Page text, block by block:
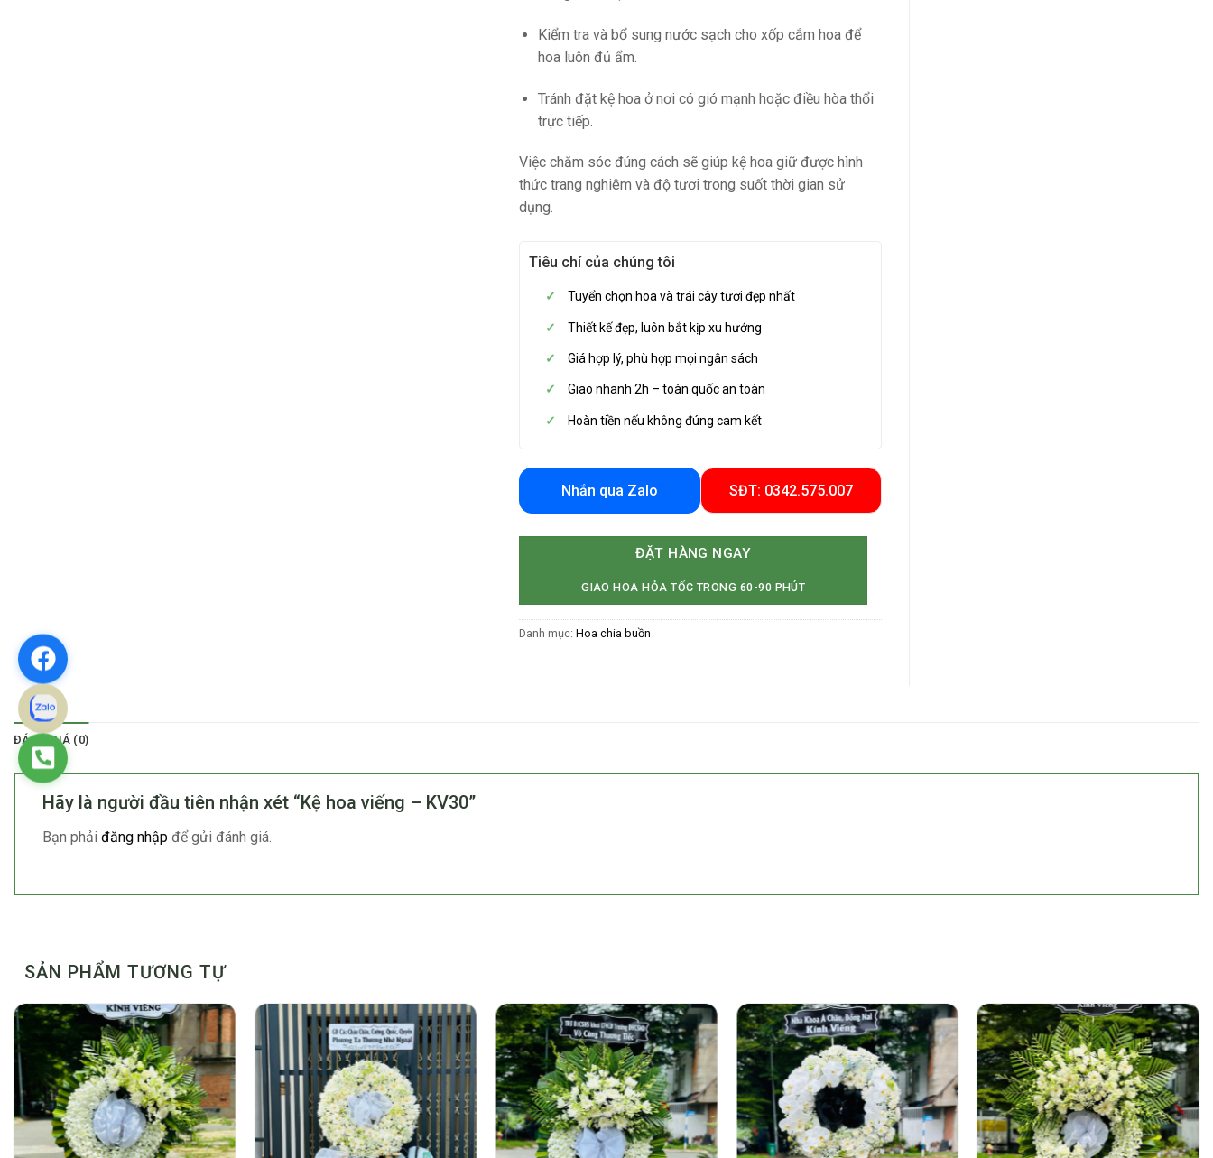
Kiểm tra và bổ sung nước sạch cho xốp cắm hoa để
hoa luôn đủ ẩm.
Tránh đặt kệ hoa ở nơi có gió mạnh hoặc điều hòa thổi
trực tiếp.
Việc chăm sóc đúng cách sẽ giúp kệ hoa giữ được hình
thức trang nghiêm và độ tươi trong suốt thời gian sử
dụng.
Tiêu chí của chúng tôi
Tuyển chọn hoa và trái cây tươi đẹp nhất
Thiết kế đẹp, luôn bắt kịp xu hướng
Giá hợp lý, phù hợp mọi ngân sách
Giao nhanh 2h – toàn quốc an toàn
Hoàn tiền nếu không đúng cam kết
Nhắn qua Zalo SĐT: 0342.575.007
ĐẶT HÀNG NGAY
GIAO HOA HỎA TỐC TRONG 60-90 PHÚT
Danh mục: Hoa chia buồn
ĐÁNH GIÁ (0)
Hãy là người đầu tiên nhận xét “Kệ hoa viếng – KV30”
Bạn phải đăng nhập để gửi đánh giá.
SẢN PHẨM TƯƠNG TỰ